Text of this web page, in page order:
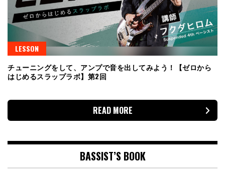
LESSON
チューニングをして、アンプで音を出してみよう！【ゼロから
はじめるスラップラボ】第2回
READ MORE
BASSIST’S BOOK